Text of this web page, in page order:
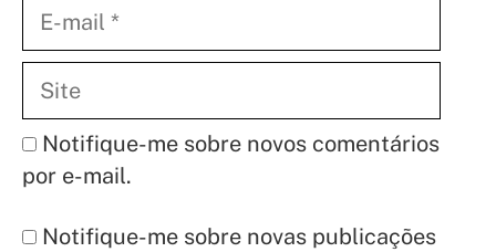
mail
Notifique-me sobre novos comentários
por e-mail.
Notifique-me sobre novas publicações